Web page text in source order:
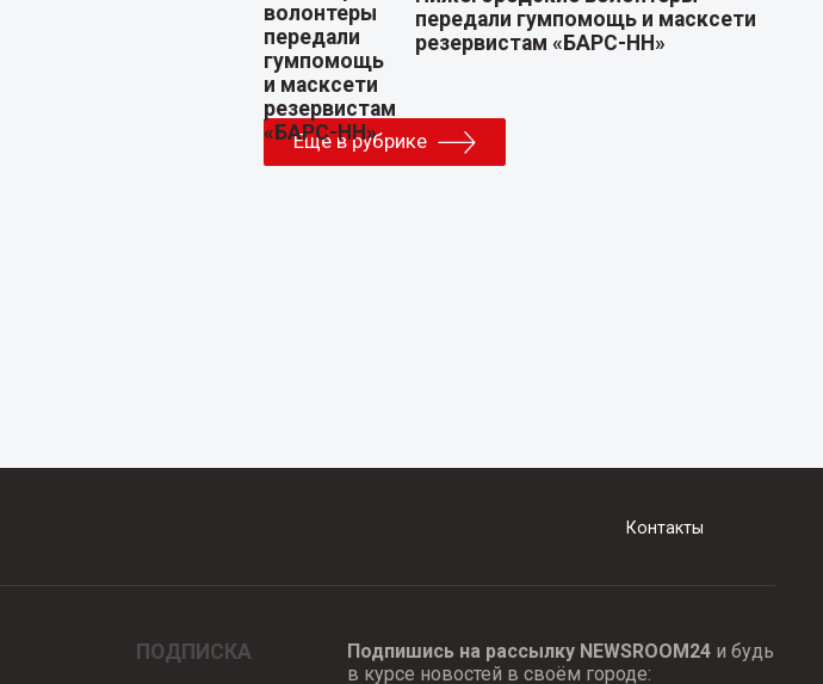
передали гумпомощь и масксети
резервистам «БАРС-НН»
Еще в рубрике
Контакты
ПОДПИСКА Подпишись на рассылку NEWSROOM24и будь
в курсе новостей в своём городе: